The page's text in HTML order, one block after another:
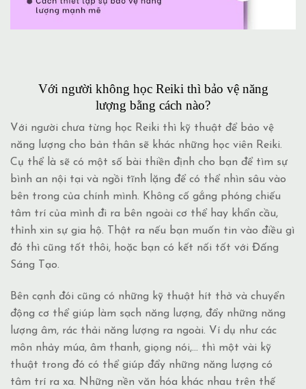
Với người không học Reiki thì bảo vệ năng
lượng bằng cách nào?
Với người chưa từng học Reiki thì kỹ thuật để bảo vệ
năng lượng cho bản thân sẽ khác những học viên Reiki.
Cụ thể là sẽ có một số bài thiền định cho bạn để tìm sự
bình an nội tại và ngồi tĩnh lặng để có thể nhìn sâu vào
bên trong của chính mình. Không cố gắng phóng chiếu
tâm trí của mình đi ra bên ngoài cơ thể hay khẩn cầu,
thỉnh xin sự gia hộ. Thật ra nếu bạn muốn tin vào điều gì
đó thì cũng tốt thôi, hoặc bạn có kết nối tốt với Đấng
Sáng Tạo.
Bên cạnh đói cũng có những kỹ thuật hít thở và chuyển
động cơ thể giúp làm sạch năng lượng, đẩy những năng
lượng âm, rác thải năng lượng ra ngoài. Ví dụ như các
môn nhảy múa, âm thanh, giọng nói,… thì một vài kỹ
thuật trong đó có thể giúp đẩy những năng lượng có
tâm trí ra xa. Những nền văn hóa khác nhau trên thế